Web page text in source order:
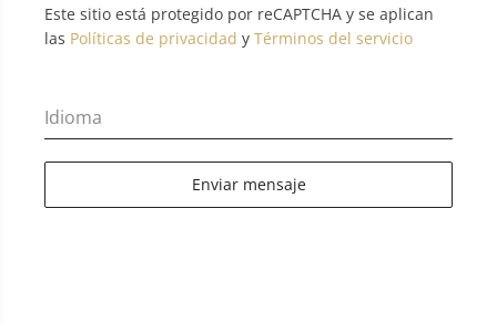
Este sitio está protegido por reCAPTCHA y se aplican
las Políticas de privacidad y Términos del servicio
Idioma
Enviar mensaje